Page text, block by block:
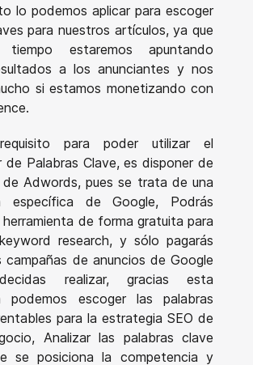
lo podemos aplicar para escoger
para nuestros artículos, ya que
estaremos apuntando
a los anunciantes y nos
si estamos monetizando con
para poder utilizar el
de Palabras Clave, es disponer de
Adwords, pues se trata de una
específica de Google, Podrás
de forma gratuita para
research, y sólo pagarás
campañas de anuncios de Google
realizar, gracias esta
podemos escoger las palabras
para la estrategia SEO de
Analizar las palabras clave
se posiciona la competencia y